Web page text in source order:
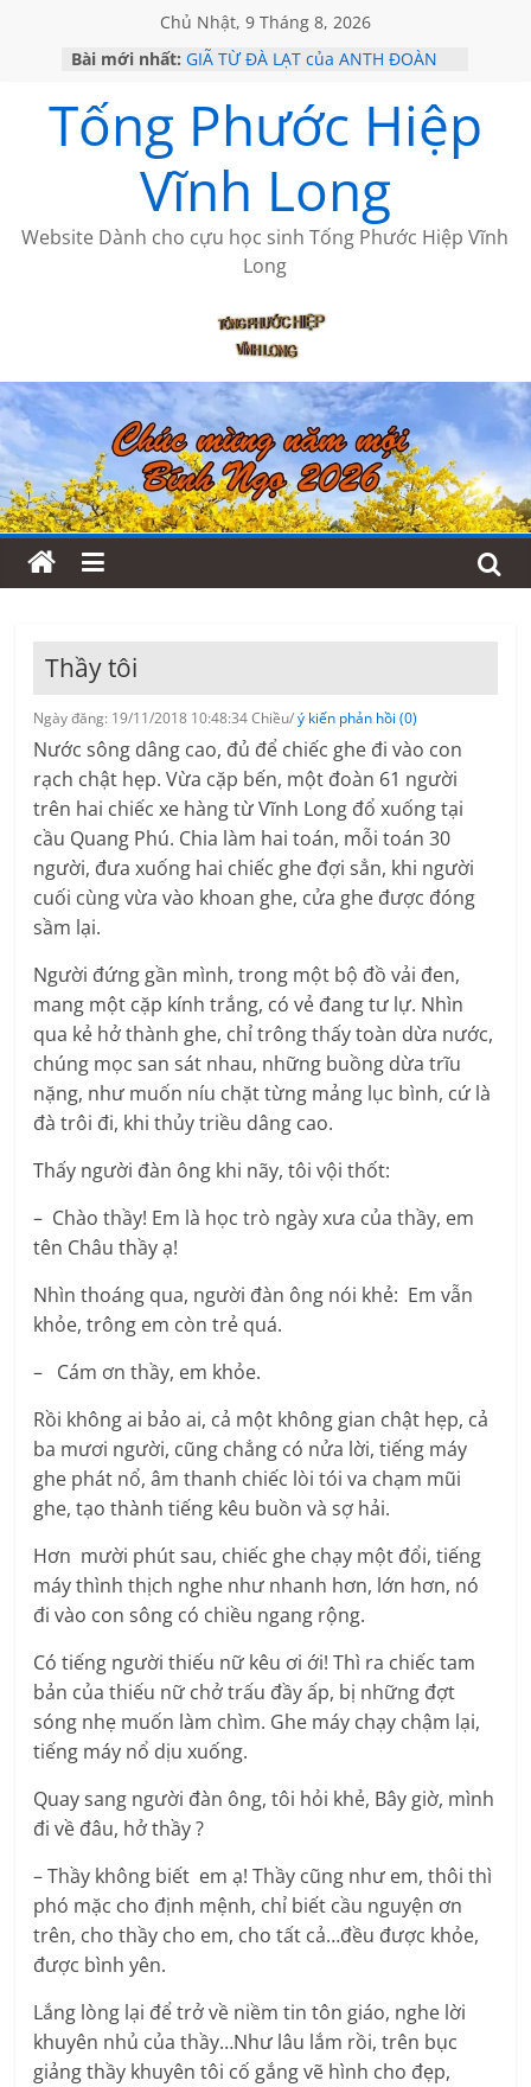
Chủ Nhật, 9 Tháng 8, 2026
Bài mới nhất: GIÃ TỪ ĐÀ LẠT của ANTH ĐOÀN
KHÔNG ĐỀ 20 CỦA THÁI LÃO
KHÔNG ĐỀ 19 CỦA THÁI LÃO
CHÙM THƠ CỦA BÍCH HÀ
Tống Phước Hiệp
Vĩnh Long
Website Dành cho cựu học sinh Tống Phước Hiệp Vĩnh
Long
Thầy tôi
Ngày đăng: 19/11/2018 10:48:34 Chiều/ý kiến phản hồi (0)
Nước sông dâng cao, đủ để chiếc ghe đi vào con
rạch chật hẹp. Vừa cặp bến, một đoàn 61 người
trên hai chiếc xe hàng từ Vĩnh Long đổ xuống tại
cầu Quang Phú. Chia làm hai toán, mỗi toán 30
người, đưa xuống hai chiếc ghe đợi sẳn, khi người
cuối cùng vừa vào khoan ghe, cửa ghe được đóng
sầm lại.
Người đứng gần mình, trong một bộ đồ vải đen,
mang một cặp kính trắng, có vẻ đang tư lự. Nhìn
qua kẻ hở thành ghe, chỉ trông thấy toàn dừa nước,
chúng mọc san sát nhau, những buồng dừa trĩu
nặng, như muốn níu chặt từng mảng lục bình, cứ là
đà trôi đi, khi thủy triều dâng cao.
Thấy người đàn ông khi nãy, tôi vội thốt:
– Chào thầy! Em là học trò ngày xưa của thầy, em
tên Châu thầy ạ!
Nhìn thoáng qua, người đàn ông nói khẻ: Em vẫn
khỏe, trông em còn trẻ quá.
– Cám ơn thầy, em khỏe.
Rồi không ai bảo ai, cả một không gian chật hẹp, cả
ba mươi người, cũng chẳng có nửa lời, tiếng máy
ghe phát nổ, âm thanh chiếc lòi tói va chạm mũi
ghe, tạo thành tiếng kêu buồn và sợ hải.
Hơn mười phút sau, chiếc ghe chạy một đổi, tiếng
máy thình thịch nghe như nhanh hơn, lớn hơn, nó
đi vào con sông có chiều ngang rộng.
Có tiếng người thiếu nữ kêu ơi ới! Thì ra chiếc tam
bản của thiếu nữ chở trấu đầy ấp, bị những đợt
sóng nhẹ muốn làm chìm. Ghe máy chạy chậm lại,
tiếng máy nổ dịu xuống.
Quay sang người đàn ông, tôi hỏi khẻ, Bây giờ, mình
đi về đâu, hở thầy ?
– Thầy không biết em ạ! Thầy cũng như em, thôi thì
phó mặc cho định mệnh, chỉ biết cầu nguyện ơn
trên, cho thầy cho em, cho tất cả…đều được khỏe,
được bình yên.
Lắng lòng lại để trở về niềm tin tôn giáo, nghe lời
khuyên nhủ của thầy…Như lâu lắm rồi, trên bục
giảng thầy khuyên tôi cố gắng vẽ hình cho đẹp,